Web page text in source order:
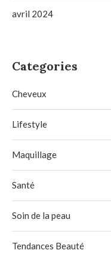
avril 2024
Categories
Cheveux
Lifestyle
Maquillage
Santé
Soin de la peau
Tendances Beauté